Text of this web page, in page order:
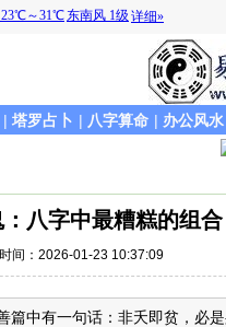
| 塔罗占卜 | 八字算命 | 办公风水
八字中最糟糕的组合
时间：2026-01-23 10:37:09
篇中有一句话：非夭即贫，必